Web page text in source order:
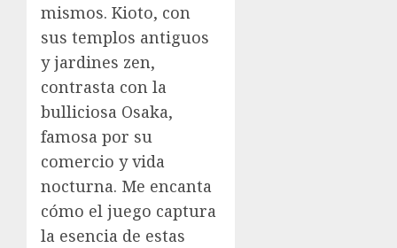
mismos. Kioto, con
sus templos antiguos
y jardines zen,
contrasta con la
bulliciosa Osaka,
famosa por su
comercio y vida
nocturna. Me encanta
cómo el juego captura
la esencia de estas